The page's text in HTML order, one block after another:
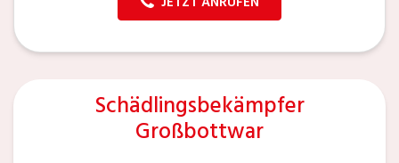
Schädlingsbekämpfer
Großbottwar